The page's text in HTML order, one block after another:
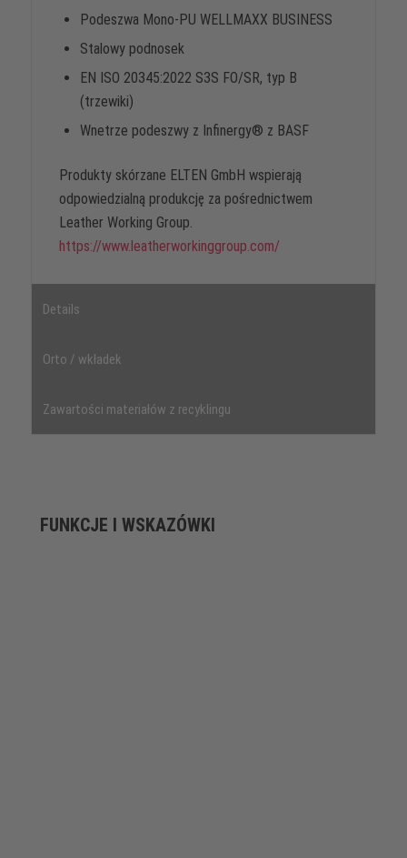
Podeszwa Mono-PU WELLMAXX BUSINESS
Stalowy podnosek
EN ISO 20345:2022 S3S FO/SR, typ B
(trzewiki)
Wnetrze podeszwy z Infinergy® z BASF
Produkty skórzane ELTEN GmbH wspierają
odpowiedzialną produkcję za pośrednictwem
Leather Working Group.
https://www.leatherworkinggroup.com/
Details
Orto / wkładek
Zawartości materiałów z recyklingu
FUNKCJE I WSKAZÓWKI